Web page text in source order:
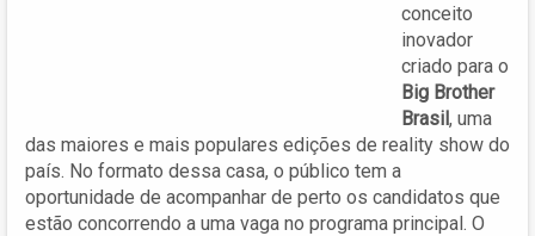
conceito
inovador
criado para o
Big Brother
Brasil, uma
das maiores e mais populares edições de reality show do
país. No formato dessa casa, o público tem a
oportunidade de acompanhar de perto os candidatos que
estão concorrendo a uma vaga no programa principal. O